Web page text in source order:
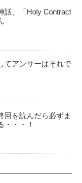
話、「Holy Contract
てアンサーはそれで
回を読んだら必ずま
・・・！